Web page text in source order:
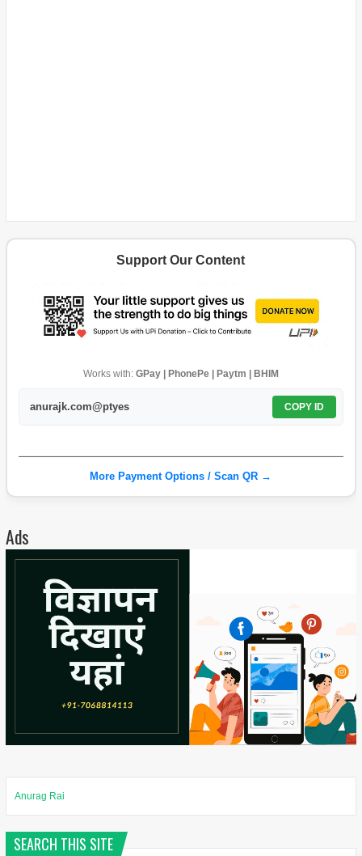
Support Our Content
Works with: GPay | PhonePe | Paytm | BHIM
anurajk.com@ptyes COPY ID
More Payment Options / Scan QR →
Ads
Anurag Rai
SEARCH THIS SITE